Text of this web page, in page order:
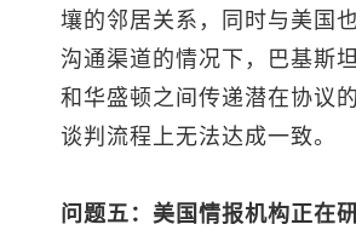
壤的邻居关系，同时与美国
沟通渠道的情况下，巴基斯
和华盛顿之间传递潜在协议
谈判流程上无法达成一致。
问题五：美国情报机构正在